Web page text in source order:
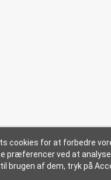
cookies for at forbedre
præferencer ved at
brugen af dem, tryk på